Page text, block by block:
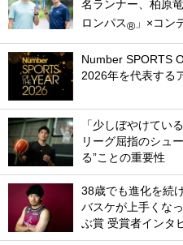
名ランナー、柏原
ロンパス® 」×コン
Number SPORTS
2026年を代表する
「少しぼやけてい
リーグ屈指のシュ
る”ことの重要性
38歳でも進化を続
バスケが上手くな
ぶ賞 受賞者インタ